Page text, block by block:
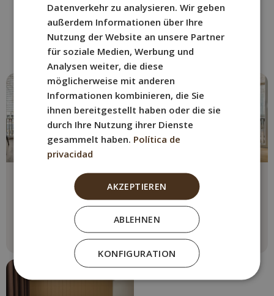
Buchen Sie das BYPILLOW-
Ramblas-Zimmer, das am besten
zu Ihnen passt.
Doppelzimmer mit
Zusatzbett
Max. 2 Personen
1 Doppelbett (150cm)
Mehr sehen
Doppelzimmer oder
Zweibettzimmer
Max. 2 Personen
1 Doppelbett (150cm)
Mehr sehen
GERMAN
Datenverkehr zu analysieren. Wir geben
außerdem Informationen über Ihre
Nutzung der Website an unsere Partner
für soziale Medien, Werbung und
Analysen weiter, die diese
möglicherweise mit anderen
Informationen kombinieren, die Sie
ihnen bereitgestellt haben oder die sie
durch Ihre Nutzung ihrer Dienste
gesammelt haben. Política de
privacidad
AKZEPTIEREN
ABLEHNEN
KONFIGURATION